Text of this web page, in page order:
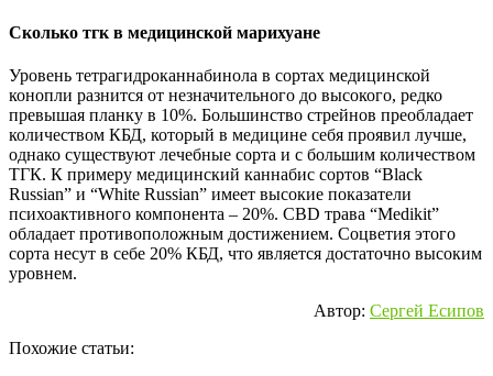
Сколько тгк в медицинской марихуане
Уровень тетрагидроканнабинола в сортах медицинской
конопли разнится от незначительного до высокого, редко
превышая планку в 10%. Большинство стрейнов преобладает
количеством КБД, который в медицине себя проявил лучше,
однако существуют лечебные сорта и с большим количеством
ТГК. К примеру медицинский каннабис сортов “Black
Russian” и “White Russian” имеет высокие показатели
психоактивного компонента – 20%. CBD трава “Medikit”
обладает противоположным достижением. Соцветия этого
сорта несут в себе 20% КБД, что является достаточно высоким
уровнем.
Автор: Сергей Есипов
Похожие статьи: